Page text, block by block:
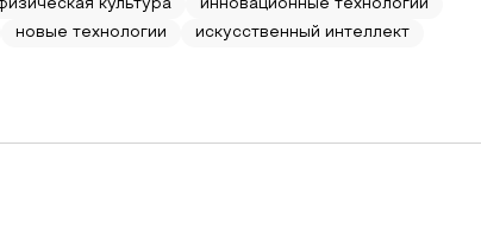
культура
инновационные технологии
новые технологии искусственный интеллект